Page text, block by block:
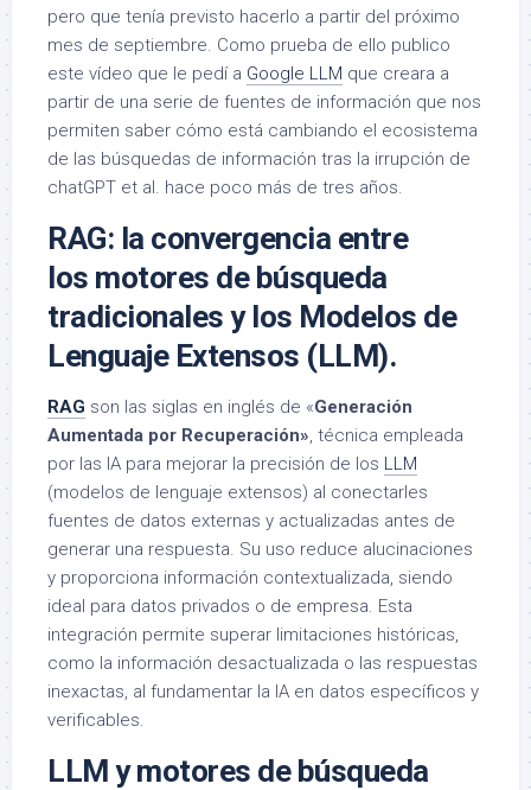
pero que tenía previsto hacerlo a partir del próximo
mes de septiembre. Como prueba de ello publico
este vídeo que le pedí a Google LLM que creara a
partir de una serie de fuentes de información que nos
permiten saber cómo está cambiando el ecosistema
de las búsquedas de información tras la irrupción de
chatGPT et al. hace poco más de tres años.
RAG: la convergencia entre
los motores de búsqueda
tradicionales y los Modelos de
Lenguaje Extensos (LLM).
RAG son las siglas en inglés de «Generación
Aumentada por Recuperación», técnica empleada
por las lA para mejorar la precisión de los LLM
(modelos de lenguaje extensos) al conectarles
fuentes de datos externas y actualizadas antes de
generar una respuesta. Su uso reduce alucinaciones
y proporciona información contextualizada, siendo
ideal para datos privados o de empresa. Esta
integración permite superar limitaciones históricas,
como la información desactualizada o las respuestas
inexactas, al fundamentar la IA en datos específicos y
verificables.
LLM y motores de búsqueda